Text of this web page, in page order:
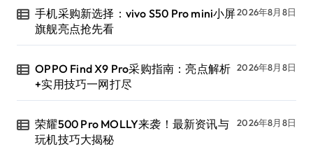
手机采购新选择：vivo S50 Pro mini小屏
旗舰亮点抢先看
2026年8月8日
OPPO Find X9 Pro采购指南：亮点解析
+实用技巧一网打尽
2026年8月8日
荣耀500 Pro MOLLY来袭！最新资讯与
玩机技巧大揭秘
2026年8月8日